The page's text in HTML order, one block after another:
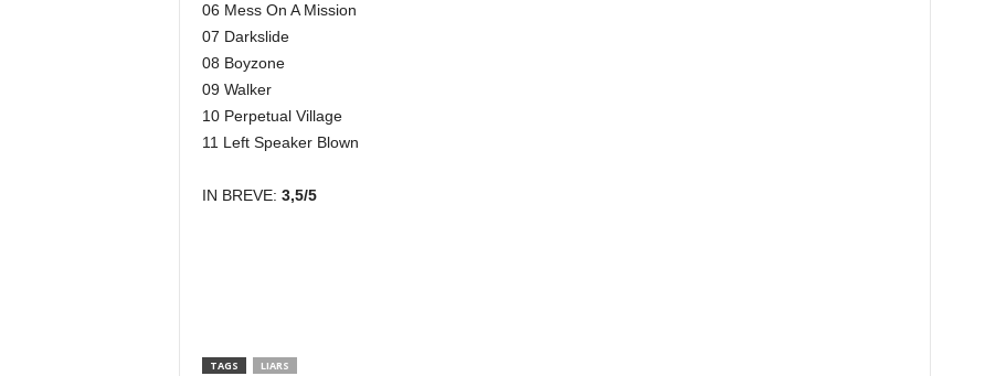
06 Mess On A Mission
07 Darkslide
08 Boyzone
09 Walker
10 Perpetual Village
11 Left Speaker Blown
IN BREVE: 3,5/5
TAGS LIARS